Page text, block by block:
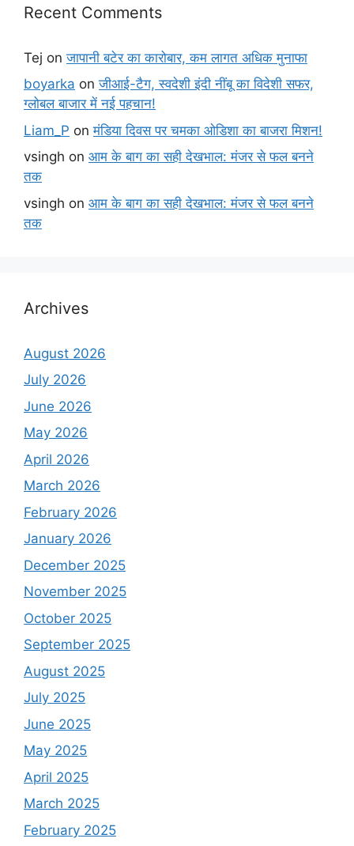
Recent Comments
Tej onजापानी बटेर का कारोबार, कम लागत अधिक मुनाफा
boyarka onजीआई-टैग, स्वदेशी इंदी नींबू का विदेशी सफर,
ग्लोबल बाजार में नई पहचान!
Liam_P onमंडिया दिवस पर चमका ओडिशा का बाजरा मिशन!
vsingh on आम के बाग का सही देखभाल: मंजर से फल बनने
तक
vsingh on आम के बाग का सही देखभाल: मंजर से फल बनने
तक
Archives
August 2026
July 2026
June 2026
May 2026
April 2026
March 2026
February 2026
January 2026
December 2025
November 2025
October 2025
September 2025
August 2025
July 2025
June 2025
May 2025
April 2025
March 2025
February 2025